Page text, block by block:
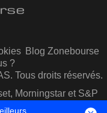
Blog Zonebourse
?
Tous droits réservés.
Morningstar et S&P